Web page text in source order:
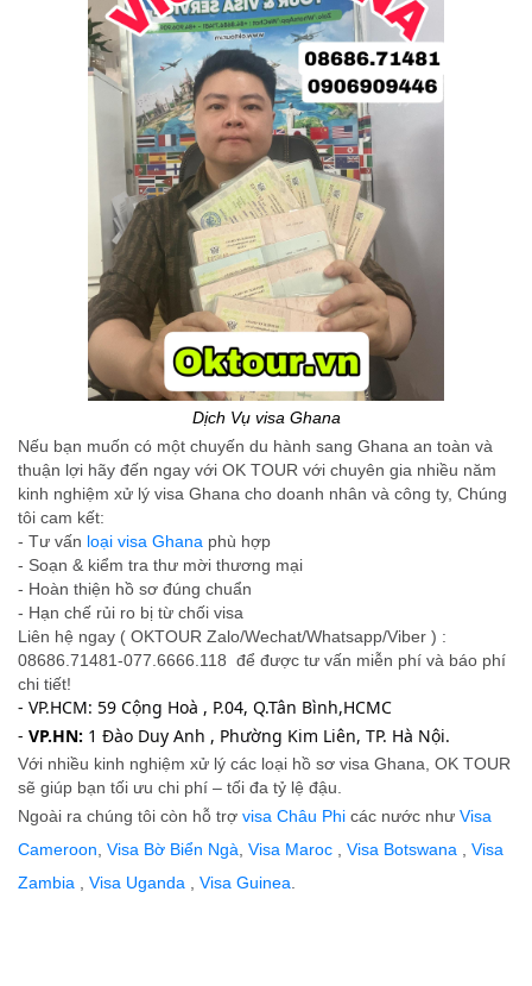
Dịch Vụ visa Ghana
Nếu bạn muốn có một chuyến du hành sang Ghana an toàn và
thuận lợi hãy đến ngay với OK TOUR với chuyên gia nhiều năm
kinh nghiệm xử lý visa Ghana cho doanh nhân và công ty, Chúng
tôi cam kết:
- Tư vấn loại visa Ghana phù hợp
- Soạn & kiểm tra thư mời thương mại
- Hoàn thiện hồ sơ đúng chuẩn
- Hạn chế rủi ro bị từ chối visa
Liên hệ ngay ( OKTOUR Zalo/Wechat/Whatsapp/Viber ) :
08686.71481-077.6666.118 để được tư vấn miễn phí và báo phí
chi tiết!
- VP.HCM: 59 Cộng Hoà , P.04, Q.Tân Bình,HCMC
- VP.HN: 1 Đào Duy Anh , Phường Kim Liên, TP. Hà Nội.
Với nhiều kinh nghiệm xử lý các loại hồ sơ visa Ghana, OK TOUR
sẽ giúp bạn tối ưu chi phí – tối đa tỷ lệ đậu.
Ngoài ra chúng tôi còn hỗ trợ visa Châu Phi các nước như Visa
Cameroon Visa Bờ Biển Ngà Visa Maroc Visa Botswana
Visa
Zambia
Visa Uganda Visa Guinea